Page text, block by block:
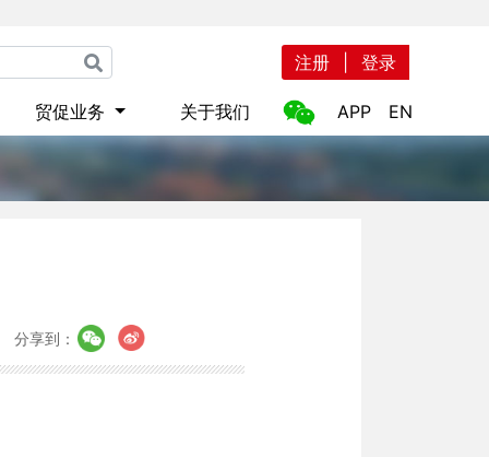
注册 登录
贸促业务 关于我们 EN
APP
分享到：